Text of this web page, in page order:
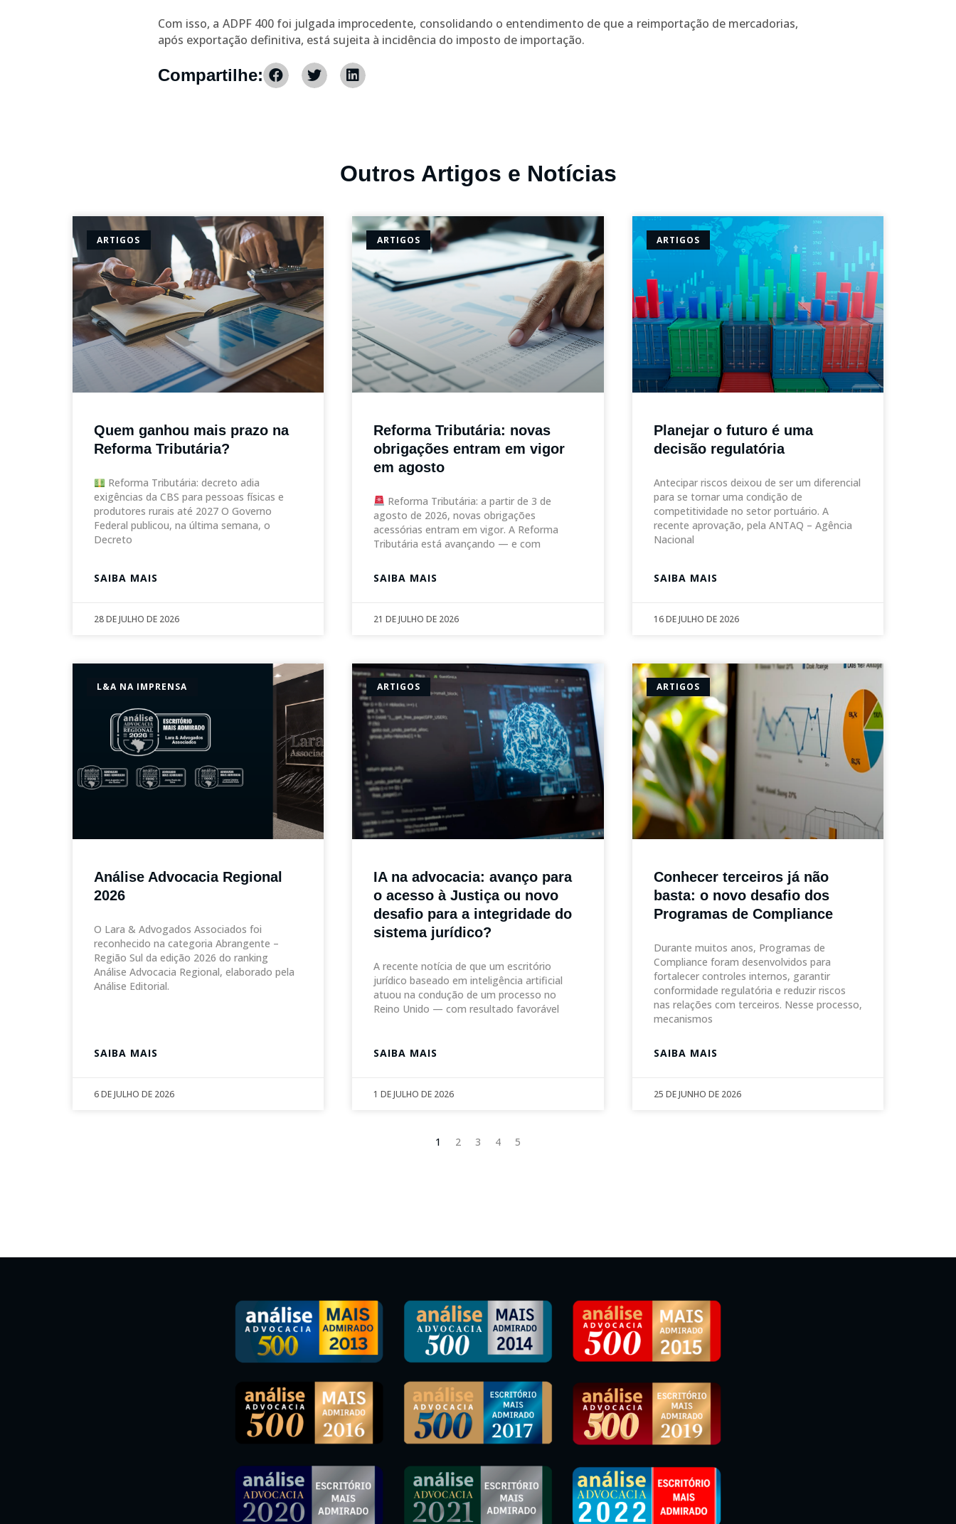
Com isso, a ADPF 400 foi julgada improcedente, consolidando o entendimento de que a reimportação de mercadorias,
após exportação definitiva, está sujeita à incidência do imposto de importação.
Compartilhe:
Outros Artigos e Notícias
ARTIGOS
Quem ganhou mais prazo na
Reforma Tributária?
Reforma Tributária: decreto adia
exigências da CBS para pessoas físicas e
produtores rurais até 2027 O Governo
Federal publicou, na última semana, o
Decreto
SAIBA MAIS
28 DE JULHO DE 2026
ARTIGOS
Reforma Tributária: novas
obrigações entram em vigor
em agosto
Reforma Tributária: a partir de 3 de
agosto de 2026, novas obrigações
acessórias entram em vigor. A Reforma
Tributária está avançando — e com
SAIBA MAIS
21 DE JULHO DE 2026
ARTIGOS
Planejar o futuro é uma
decisão regulatória
Antecipar riscos deixou de ser um diferencial
para se tornar uma condição de
competitividade no setor portuário. A
recente aprovação, pela ANTAQ – Agência
Nacional
SAIBA MAIS
16 DE JULHO DE 2026
L&A NA IMPRENSA
Análise Advocacia Regional
2026
O Lara & Advogados Associados foi
reconhecido na categoria Abrangente –
Região Sul da edição 2026 do ranking
Análise Advocacia Regional, elaborado pela
Análise Editorial.
SAIBA MAIS
6 DE JULHO DE 2026
ARTIGOS
IA na advocacia: avanço para
o acesso à Justiça ou novo
desafio para a integridade do
sistema jurídico?
A recente notícia de que um escritório
jurídico baseado em inteligência artificial
atuou na condução de um processo no
Reino Unido — com resultado favorável
SAIBA MAIS
1 DE JULHO DE 2026
ARTIGOS
Conhecer terceiros já não
basta: o novo desafio dos
Programas de Compliance
Durante muitos anos, Programas de
Compliance foram desenvolvidos para
fortalecer controles internos, garantir
conformidade regulatória e reduzir riscos
nas relações com terceiros. Nesse processo,
mecanismos
SAIBA MAIS
25 DE JUNHO DE 2026
1 2 3 4 5